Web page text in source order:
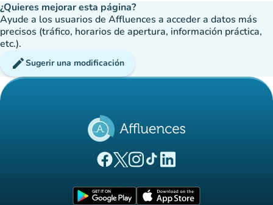
¿Quieres mejorar esta página?
Ayude a los usuarios de Affluences a acceder a datos más
precisos (tráfico, horarios de apertura, información práctica,
etc.).
editSugerir una modificación
(nueva pestaña)
(nueva pestaña)
(nueva pestaña)
(nueva pestaña)
(nueva pestaña)